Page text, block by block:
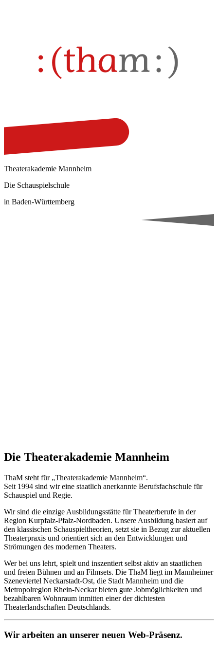
Theaterakademie Mannheim
Die Schauspielschule
in Baden-Württemberg
Die Theater­akademie Mannheim
ThaM steht für „Theaterakademie Mannheim“.
Seit 1994 sind wir eine staatlich anerkannte Berufsfachschule für
Schauspiel und Regie.
Wir sind die einzige Ausbildungsstätte für Theaterberufe in der
Region Kurpfalz-Pfalz-Nordbaden. Unsere Ausbildung basiert auf
den klassischen Schauspieltheorien, setzt sie in Bezug zur aktuellen
Theaterpraxis und orientiert sich an den Entwicklungen und
Strömungen des modernen Theaters.
Wer bei uns lehrt, spielt und inszentiert selbst aktiv an staatlichen
und freien Bühnen und an Filmsets. Die ThaM liegt im Mannheimer
Szeneviertel Neckarstadt-Ost, die Stadt Mannheim und die
Metropolregion Rhein-Neckar bieten gute Jobmöglichkeiten und
bezahlbaren Wohnraum inmitten einer der dichtesten
Theaterlandschaften Deutschlands.
Wir arbeiten an unserer neuen Web-Präsenz.